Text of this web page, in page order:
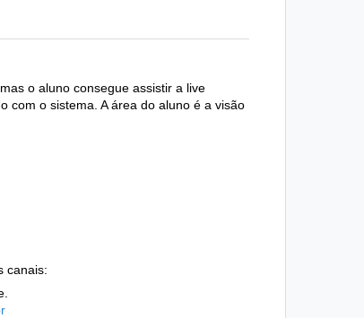
o aluno consegue assistir a live
com o sistema. A área do aluno é a visão
canais: